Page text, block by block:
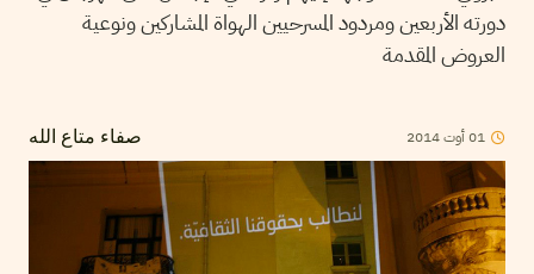
دورته الأربعين ومردود المسرحيين الهواة المشاركين ونوعية
العروض المقدمة
صفاء متاع الله 01أوت2014